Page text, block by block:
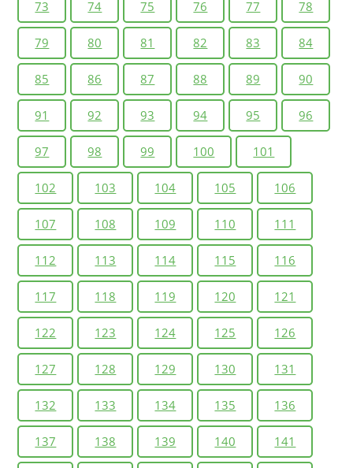
73 74 75 76 77 78
79 80 81 82 83 84
85 86 87 88 89 90
91 92 93 94 95 96
97 98 99 100 101
102 103 104 105 106
107 108 109 110 111
112 113 114 115 116
117 118 119 120 121
122 123 124 125 126
127 128 129 130 131
132 133 134 135 136
137 138 139 140 141